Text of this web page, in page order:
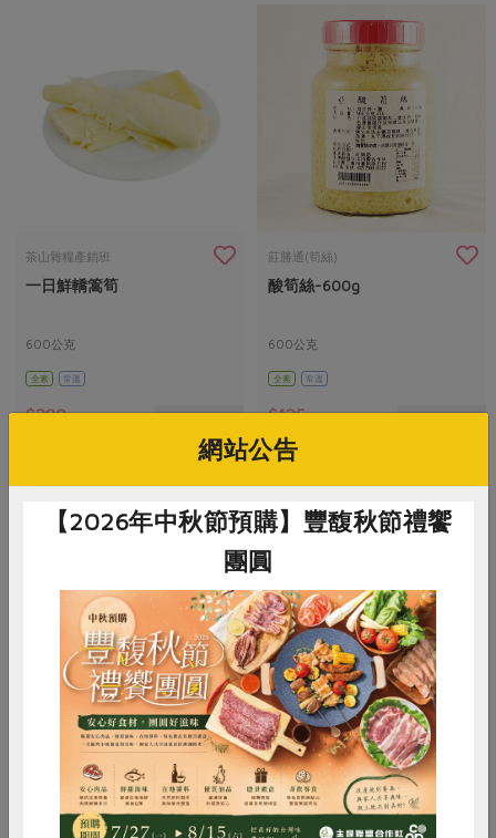
茶山雜糧產銷班
一日鮮轎篙筍
600公克
全素 常溫
$280
莊勝通(筍絲)
酸筍絲-600g
600公克
全素 常溫
$125
有限責任台北市智立勞動合作社
段木香菇(小)100g-何仁興
100公克/包
常溫
有限責任台北市智立勞動合作社
段木香菇(中)100g-何仁興
100公克/包
全素 常溫
惜食 RPET 食譜 減硝酸鹽
雞蛋 食安 共同購買
網站公告
【2026年中秋節預購】豐馥秋節禮饗
團圓